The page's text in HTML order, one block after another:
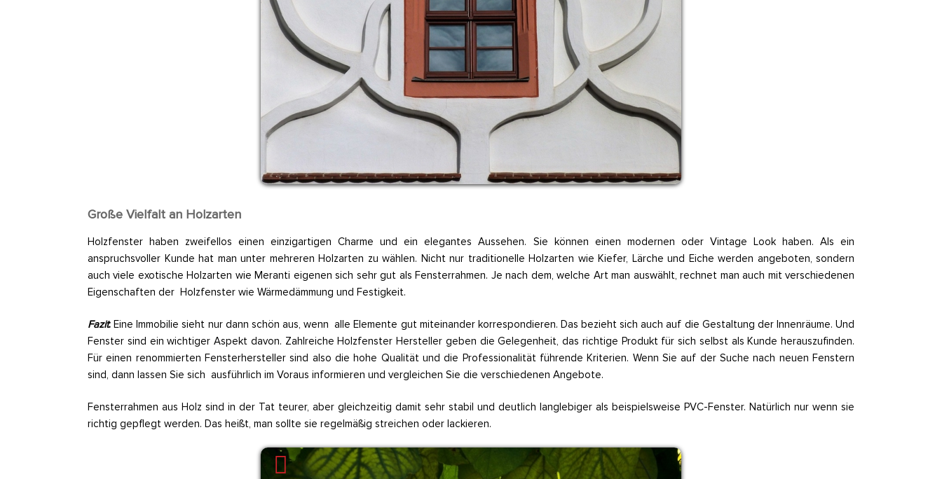
Große Vielfalt an Holzarten
Holzfenster haben zweifellos einen einzigartigen Charme und ein elegantes Aussehen. Sie können einen modernen oder Vintage Look haben. Als ein
anspruchsvoller Kunde hat man unter mehreren Holzarten zu wählen. Nicht nur traditionelle Holzarten wie Kiefer, Lärche und Eiche werden angeboten, sondern
auch viele exotische Holzarten wie Meranti eigenen sich sehr gut als Fensterrahmen. Je nach dem, welche Art man auswählt, rechnet man auch mit verschiedenen
Eigenschaften der Holzfenster wie Wärmedämmung und Festigkeit.
Fazit:Eine Immobilie sieht nur dann schön aus, wenn alle Elemente gut miteinander korrespondieren. Das bezieht sich auch auf die Gestaltung der Innenräume. Und
Fenster sind ein wichtiger Aspekt davon. Zahlreiche Holzfenster Hersteller geben die Gelegenheit, das richtige Produkt für sich selbst als Kunde herauszufinden.
Für einen renommierten Fensterhersteller sind also die hohe Qualität und die Professionalität führende Kriterien. Wenn Sie auf der Suche nach neuen Fenstern
sind, dann lassen Sie sich ausführlich im Voraus informieren und vergleichen Sie die verschiedenen Angebote.
Fensterrahmen aus Holz sind in der Tat teurer, aber gleichzeitig damit sehr stabil und deutlich langlebiger als beispielsweise PVC-Fenster. Natürlich nur wenn sie
richtig gepflegt werden. Das heißt, man sollte sie regelmäßig streichen oder lackieren.